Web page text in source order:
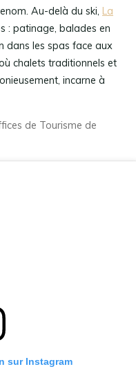
Au-delà du ski, La
: patinage, balades en
dans les spas face aux
chalets traditionnels et
incarne à
de Tourisme de
sur Instagram